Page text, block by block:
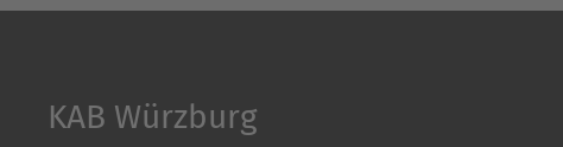
KAB Würzburg